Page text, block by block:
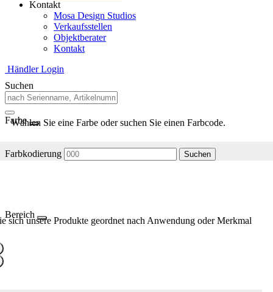
Kontakt
Mosa Design Studios
Verkaufsstellen
Objektberater
Kontakt
Händler Login
Suchen
Farbe
Wählen Sie eine Farbe oder suchen Sie einen Farbcode.
Farbkodierung Suchen
Bereich
sich unsere Produkte geordnet nach Anwendung oder Merkmal